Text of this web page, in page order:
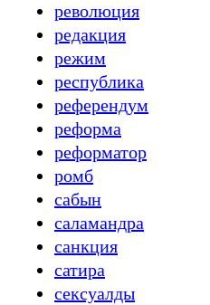
революция
редакция
режим
республика
референдум
реформа
реформатор
ромб
сабын
саламандра
санкция
сатира
сексуалды